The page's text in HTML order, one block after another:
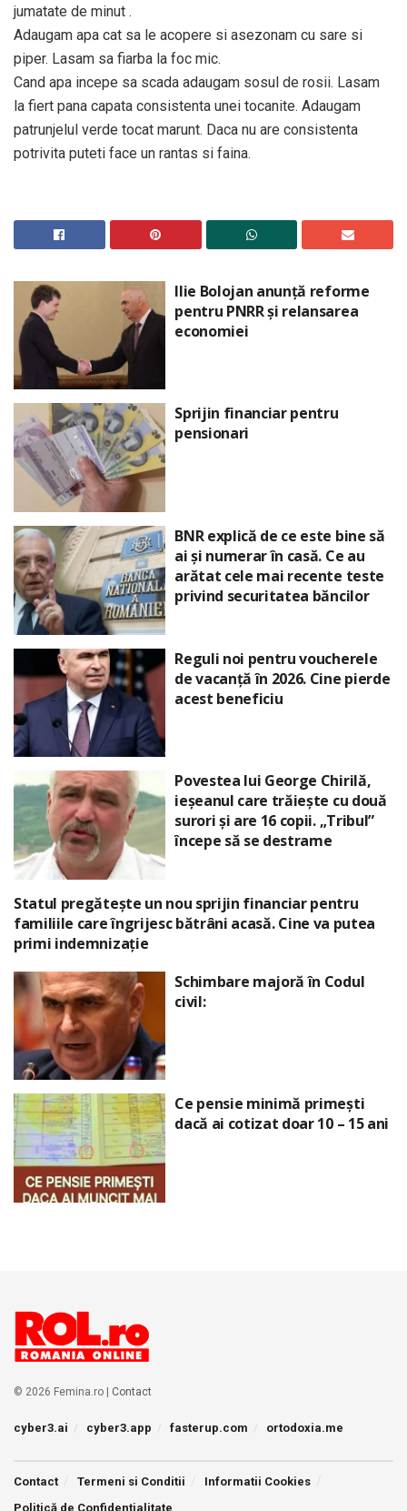
jumatate de minut .
Adaugam apa cat sa le acopere si asezonam cu sare si
piper. Lasam sa fiarba la foc mic.
Cand apa incepe sa scada adaugam sosul de rosii. Lasam
la fiert pana capata consistenta unei tocanite. Adaugam
patrunjelul verde tocat marunt. Daca nu are consistenta
potrivita puteti face un rantas si faina.
Ilie Bolojan anunță reforme
pentru PNRR și relansarea
economiei
Sprijin financiar pentru
pensionari
BNR explică de ce este bine să
ai și numerar în casă. Ce au
arătat cele mai recente teste
privind securitatea băncilor
Reguli noi pentru voucherele
de vacanță în 2026. Cine pierde
acest beneficiu
Povestea lui George Chirilă,
ieșeanul care trăiește cu două
surori și are 16 copii. „Tribul”
începe să se destrame
Statul pregătește un nou sprijin financiar pentru
familiile care îngrijesc bătrâni acasă. Cine va putea
primi indemnizație
Schimbare majoră în Codul
civil:
Ce pensie minimă primești
dacă ai cotizat doar 10 – 15 ani
© 2026 Femina.ro | Contact
cyber3.ai cyber3.app fasterup.com ortodoxia.me
Contact Termeni si Conditii
Informatii Cookies
Politică de Confidențialitate